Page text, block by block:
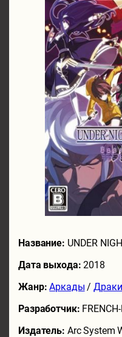
Название: UNDER
Дата выхода:2018
Жанр: Аркады /Драки
Разработчик:
Издатель: Arc System